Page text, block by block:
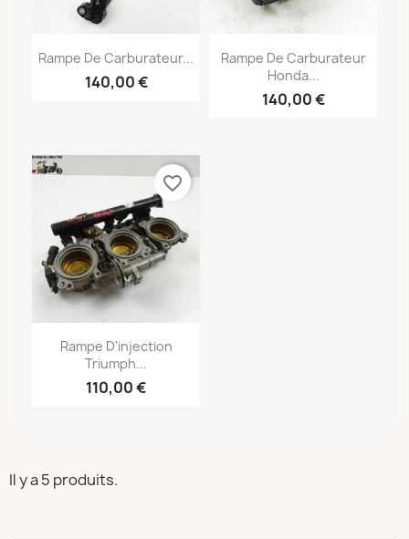
Rampe De Carburateur...
140,00 €
Rampe De Carburateur
Honda...
140,00 €
Rampe D'injection
Triumph...
110,00 €
favorite_border
Il y a 5 produits.